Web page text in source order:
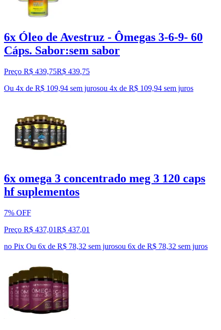
6x Óleo de Avestruz - Ômegas 3-6-9- 60
Cáps. Sabor:sem sabor
Preço R$ 439,75R$ 439,75
Ou 4x de R$ 109,94 sem jurosou 4x de R$ 109,94 sem juros
6x omega 3 concentrado meg 3 120 caps
hf suplementos
7% OFF
Preço R$ 437,01R$ 437,01
no Pix Ou 6x de R$ 78,32 sem jurosou 6x de R$ 78,32 sem juros